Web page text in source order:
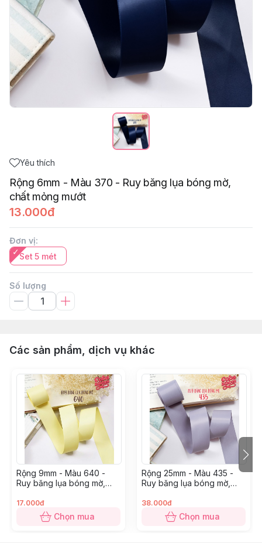
Yêu thích
Rộng 6mm - Màu 370 - Ruy băng lụa bóng mờ,
chất mỏng mướt
13.000đ
Đơn vị:
Set 5 mét
Số lượng
Các sản phẩm, dịch vụ khác
Rộng 9mm - Màu 640 -
Ruy băng lụa bóng mờ,
17.000đ
Chọn mua
Rộng 25mm - Màu 435 -
Ruy băng lụa bóng mờ,
38.000đ
Chọn mua